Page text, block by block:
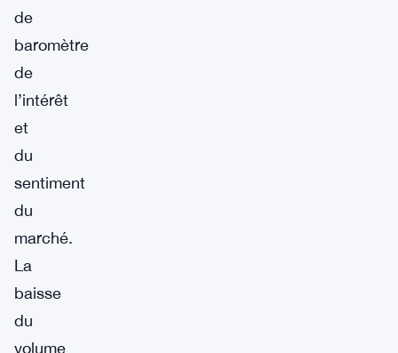
de
baromètre
de
l’intérêt
et
du
sentiment
du
marché.
La
baisse
du
volume